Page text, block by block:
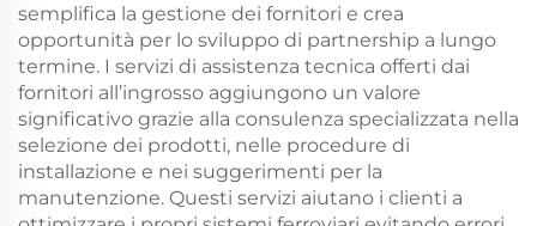
semplifica la gestione dei fornitori e crea
opportunità per lo sviluppo di partnership a lungo
termine. I servizi di assistenza tecnica offerti dai
fornitori all’ingrosso aggiungono un valore
significativo grazie alla consulenza specializzata nella
selezione dei prodotti, nelle procedure di
installazione e nei suggerimenti per la
manutenzione. Questi servizi aiutano i clienti a